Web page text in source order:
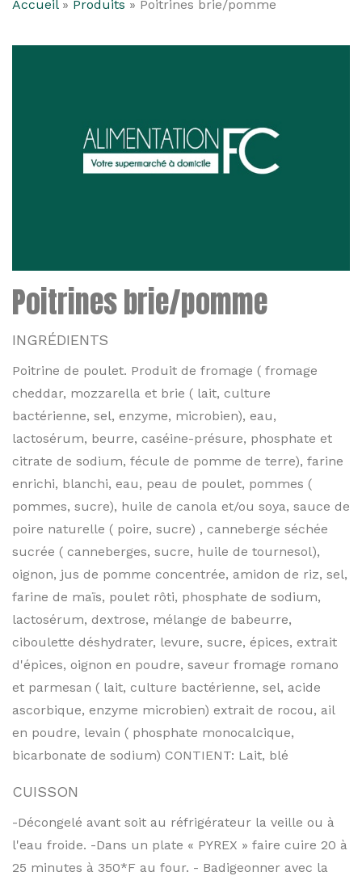
Accueil» Produits » Poitrines brie/pomme
Poitrines brie/pomme
INGRÉDIENTS
Poitrine de poulet. Produit de fromage ( fromage
cheddar, mozzarella et brie ( lait, culture
bactérienne, sel, enzyme, microbien), eau,
lactosérum, beurre, caséine-présure, phosphate et
citrate de sodium, fécule de pomme de terre), farine
enrichi, blanchi, eau, peau de poulet, pommes (
pommes, sucre), huile de canola et/ou soya, sauce de
poire naturelle ( poire, sucre) , canneberge séchée
sucrée ( canneberges, sucre, huile de tournesol),
oignon, jus de pomme concentrée, amidon de riz, sel,
farine de maïs, poulet rôti, phosphate de sodium,
lactosérum, dextrose, mélange de babeurre,
ciboulette déshydrater, levure, sucre, épices, extrait
d'épices, oignon en poudre, saveur fromage romano
et parmesan ( lait, culture bactérienne, sel, acide
ascorbique, enzyme microbien) extrait de rocou, ail
en poudre, levain ( phosphate monocalcique,
bicarbonate de sodium) CONTIENT: Lait, blé
CUISSON
-Décongelé avant soit au réfrigérateur la veille ou à
l'eau froide. -Dans un plate « PYREX » faire cuire 20 à
25 minutes à 350*F au four. - Badigeonner avec la